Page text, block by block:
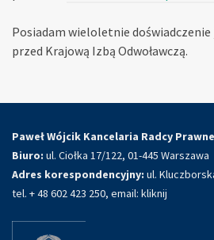
Posiadam wieloletnie
przed Krajową Izbą Odwoławczą.
Paweł Wójcik Kancelaria Radcy
Biuro: ul. Ciołka 17/122, 01-445 Warszawa
Adres korespondencyjny: ul.
tel. + 48 602 423 250, email: kliknij